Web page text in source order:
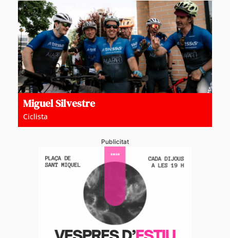
Miguel Silvestre
Ciclista
Publicitat